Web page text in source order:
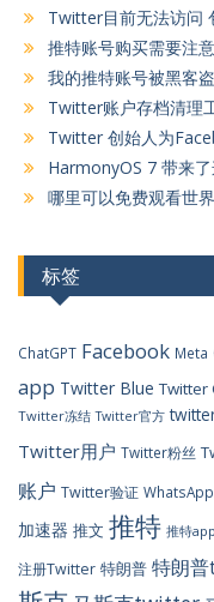
Twitter目前无法访问
推特账号购买需要注
我的推特账号被黑客盗
Twitter账户存档清理
Twitter 创始人为
HarmonyOS 7 带来
哪里可以免费观看世
标签
ChatGPT Facebook Meta
app Twitter Blue Twitter
Twitter冻结 Twitter官方
Twitter用户 Twitter粉丝
账户 Twitter验证 WhatsApp
加速器 推文 推特 推特app
注册Twitter 特朗普 特朗